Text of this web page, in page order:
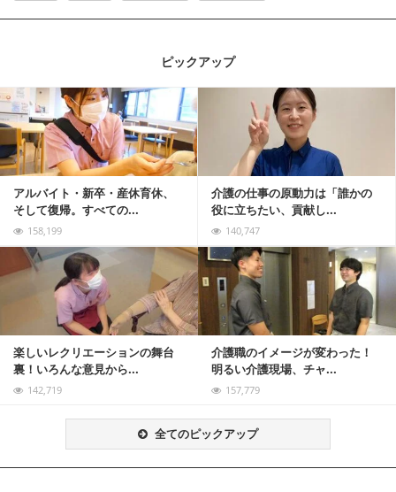
ピックアップ
アルバイト・新卒・産休育休、
そして復帰。すべての...
158,199
介護の仕事の原動力は「誰かの
役に立ちたい、貢献し...
140,747
記事を読む
楽しいレクリエーションの舞台
裏！いろんな意見から...
142,719
介護職のイメージが変わった！
明るい介護現場、チャ...
157,779
記事を読む
全てのピックアップ